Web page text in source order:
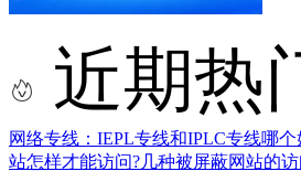
近期热
网络专线：IEPL专线和IPLC专线哪个
站怎样才能访问?几种被屏蔽网站的